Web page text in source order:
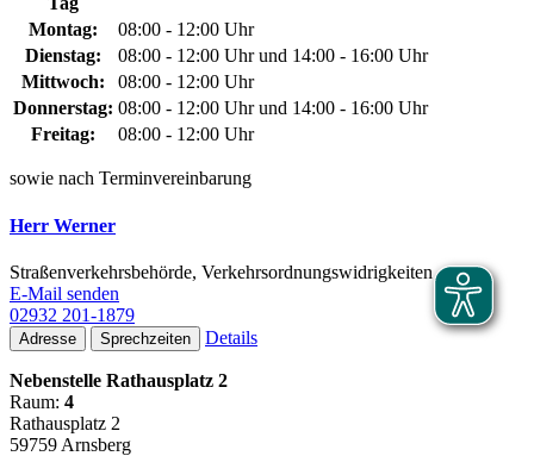
Montag:
08:00 - 12:00 Uhr
Dienstag:
08:00 - 12:00 Uhr und 14:00 - 16:00 Uhr
Mittwoch:
08:00 - 12:00 Uhr
Donnerstag: 08:00 - 12:00 Uhr und 14:00 - 16:00 Uhr
Freitag:
08:00 - 12:00 Uhr
sowie nach Terminvereinbarung
Herr Werner
Straßenverkehrsbehörde, Verkehrsordnungswidrigkeiten
E-Mail senden
02932 201-1879
Adresse Sprechzeiten Details
Nebenstelle Rathausplatz 2
Raum: 4
Rathausplatz 2
59759 Arnsberg